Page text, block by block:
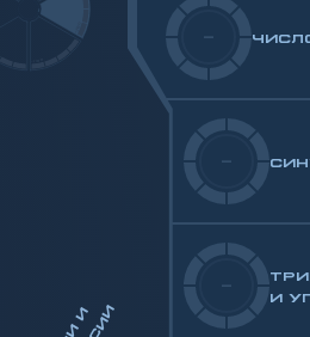
-
-
-
И